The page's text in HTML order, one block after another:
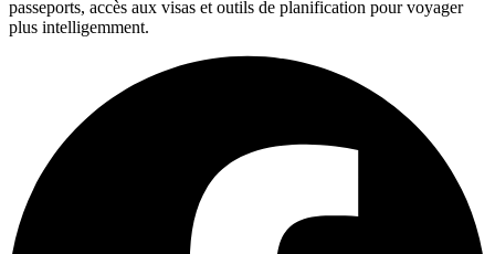
passeports, accès aux visas et outils de planification pour voyager
plus intelligemment.